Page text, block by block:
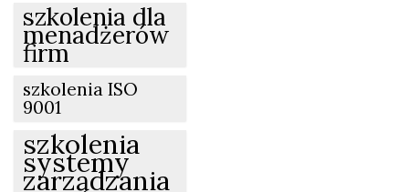
szkolenia dla
menadżerów
firm
szkolenia ISO
9001
szkolenia
systemy
zarządzania